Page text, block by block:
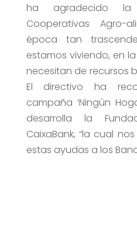
ha agradecido la
Cooperativas Agro-
época tan
estamos viviendo, en
necesitan de recursos
El directivo ha
campaña ‘Ningún
desarrolla la
CaixaBank, “la cual
estas ayudas a los